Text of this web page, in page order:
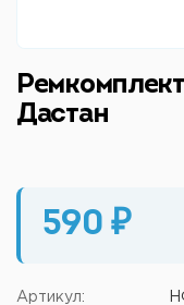
Дастан
590 ₽
Артикул: